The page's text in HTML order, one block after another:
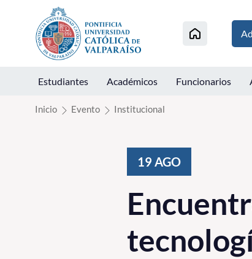
Click acá para ir directamente al contenido
Estudiantes Académicos Funcionarios
Inicio Evento Institucional
19 AGO